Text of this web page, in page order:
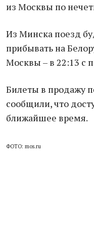
из Москвы по
Из Минска поезд
прибывать на
Москвы – в 22:13 с
Билеты в продажу
сообщили, что
ближайшее время.
ФОТО: mos.ru